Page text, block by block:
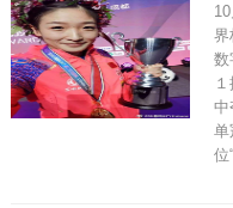
界
数
中
单